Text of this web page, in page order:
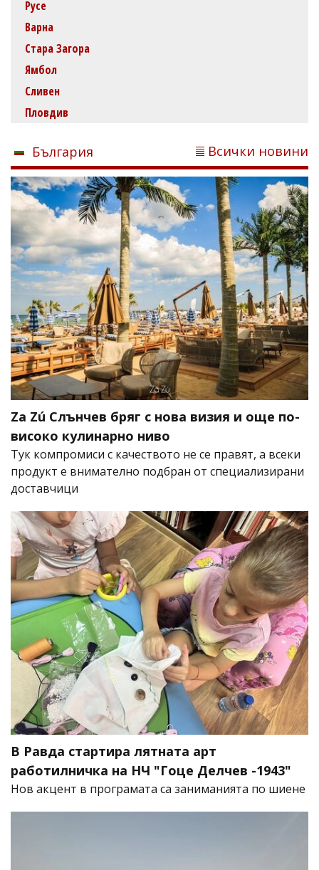
Русе
Варна
Стара Загора
Ямбол
Сливен
Пловдив
България Всички новини
Za Zú Слънчев бряг с нова визия и още по-
високо кулинарно ниво
Тук компромиси с качеството не се правят, а всеки
продукт е внимателно подбран от специализирани
доставчици
В Равда стартира лятната арт
работилничка на НЧ "Гоце Делчев -1943"
Нов акцент в програмата са заниманията по шиене